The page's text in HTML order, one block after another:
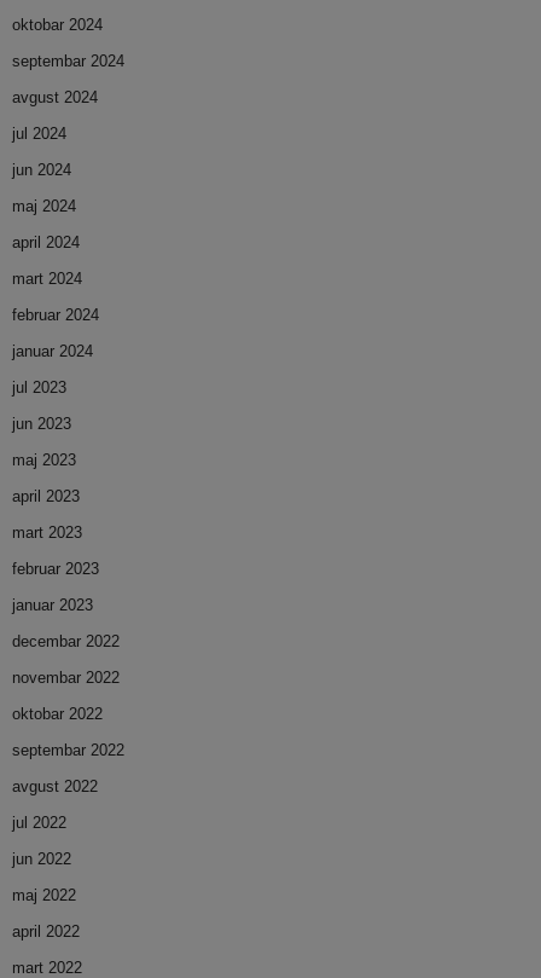
oktobar 2024
septembar 2024
avgust 2024
jul 2024
jun 2024
maj 2024
april 2024
mart 2024
februar 2024
januar 2024
jul 2023
jun 2023
maj 2023
april 2023
mart 2023
februar 2023
januar 2023
decembar 2022
novembar 2022
oktobar 2022
septembar 2022
avgust 2022
jul 2022
jun 2022
maj 2022
april 2022
mart 2022